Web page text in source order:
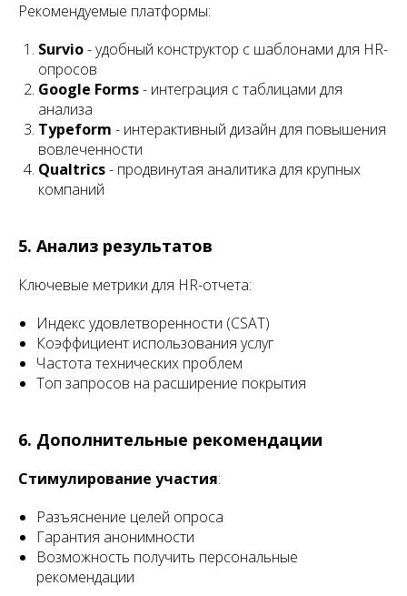
Рекомендуемые платформы:
Survio- удобный конструктор с шаблонами для HR-
опросов
Google Forms- интеграция с таблицами для
анализа
Typeform - интерактивный дизайн для повышения
вовлеченности
Qualtrics- продвинутая аналитика для крупных
компаний
5. Анализ результатов
Ключевые метрики для HR-отчета:
Индекс удовлетворенности (CSAT)
Коэффициент использования услуг
Частота технических проблем
Топ запросов на расширение покрытия
6. Дополнительные рекомендации
Стимулирование участия:
Разъяснение целей опроса
Гарантия анонимности
Возможность получить персональные
рекомендации